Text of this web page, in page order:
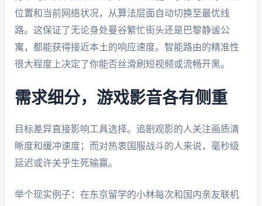
位置和当前网络状况，从算法层面自动切换至最优线
路。这保证了无论身处曼谷繁忙街头还是巴黎静谧公
寓，都能获得接近本土的响应速度。智能路由的精准性
很大程度上决定了你能否丝滑刷短视频或流畅开黑。
需求细分，游戏影音各有侧重
目标差异直接影响工具选择。追剧观影的人关注画质清
晰度和缓冲速度；而对热衷国服战斗的人来说，毫秒级
延迟或许关乎生死输赢。
举个现实例子：在东京留学的小林每次和国内亲友联机